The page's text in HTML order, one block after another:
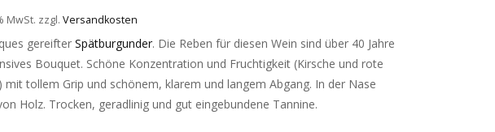
MwSt. zzgl. Versandkosten
gereifter Spätburgunder. Die Reben für diesen Wein sind über 40 Jahre
Bouquet. Schöne Konzentration und Fruchtigkeit (Kirsche und rote
mit tollem Grip und schönem, klarem und langem Abgang. In der Nase
Holz. Trocken, geradlinig und gut eingebundene Tannine.